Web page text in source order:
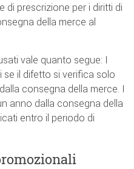
di prescrizione per i diritti di
della merce al
vale quanto segue: I
se il difetto si verifica solo
consegna della merce. I
anno dalla consegna della
entro il periodo di